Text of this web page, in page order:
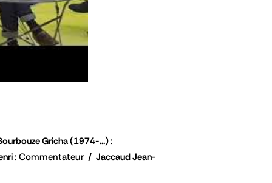
Gricha(1974-...)
Commentateur Jaccaud Jean-